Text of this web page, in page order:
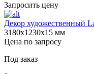
Запросить цену
Декор художественный
3180х1230х15 мм
Цена по запросу
Под заказ